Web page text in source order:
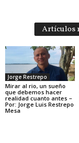
Artículos
Jorge Restrepo
Mirar al rio, un sueño
que debemos hacer
realidad cuanto antes –
Por: Jorge Luis Restrepo
Mesa